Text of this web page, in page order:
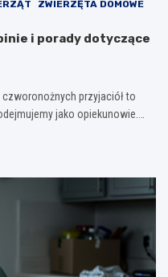
ZWIERZĘTA DOMOWE
i porady dotyczące
przyjaciół to
jako opiekunowie.…